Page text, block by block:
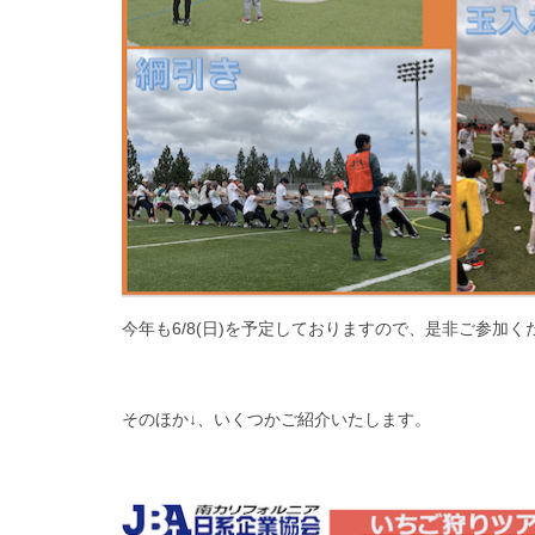
今年も6/8(日)を予定しておりますので、是非ご参加く
そのほか↓、いくつかご紹介いたします。